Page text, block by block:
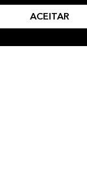
própria
de
cliques,
ACEITAR